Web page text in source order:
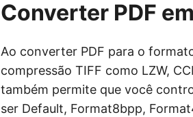
Converter PDF
Ao converter PDF para o
compressão TIFF como LZW,
também permite que você
ser Default, Format8bpp,